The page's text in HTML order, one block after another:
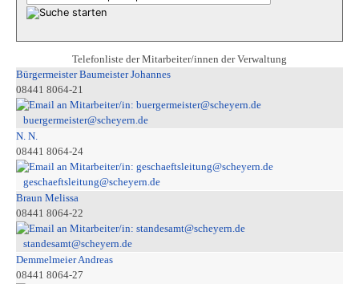
Telefonliste der Mitarbeiter/innen der Verwaltung
Bürgermeister Baumeister Johannes
08441 8064-21
buergermeister@scheyern.de
N. N.
08441 8064-24
geschaeftsleitung@scheyern.de
Braun Melissa
08441 8064-22
standesamt@scheyern.de
Demmelmeier Andreas
08441 8064-27